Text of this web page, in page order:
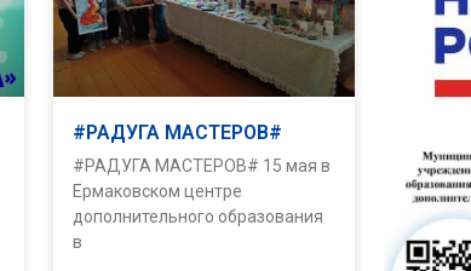
#РАДУГА МАСТЕРОВ#
#РАДУГА МАСТЕРОВ# 15 мая в
Ермаковском центре
дополнительного образования
в